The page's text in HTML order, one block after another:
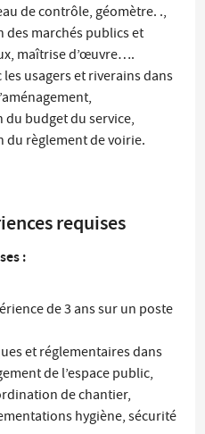
de contrôle, géomètre. .,
des marchés publics et
maîtrise d’œuvre….
usagers et riverains dans
budget du service,
du règlement de voirie.
requises
:
de 3 ans sur un poste
et réglementaires dans
de l’espace public,
de chantier,
hygiène, sécurité